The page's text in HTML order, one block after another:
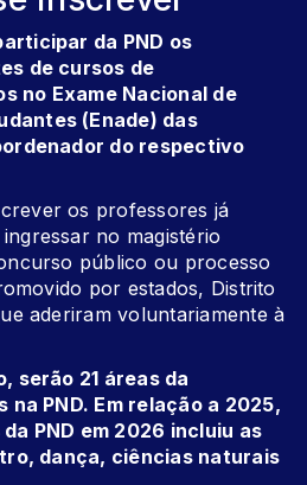
da PND os
de cursos de
no Exame Nacional de
(Enade) das
do respectivo
os professores já
no magistério
público ou processo
por estados, Distrito
aderiram voluntariamente à
serão 21 áreas da
PND. Em relação a 2025,
PND em 2026 incluiu as
dança, ciências naturais